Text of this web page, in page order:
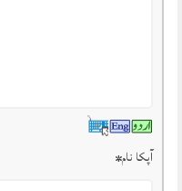
آپکا نام*